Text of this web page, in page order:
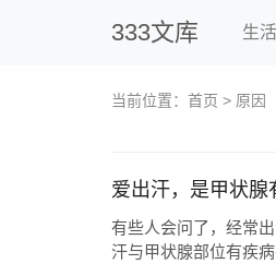
333文库 生
当前位置： 首页 > 原因
爱出汗，是甲状
有些人会问了，经常
汗与甲状腺部位有疾